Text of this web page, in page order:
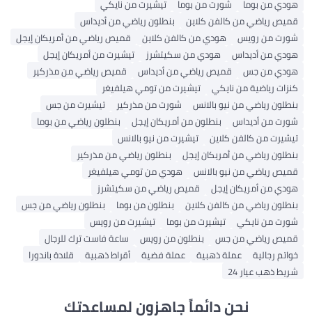
من بوما
شورت من بوما
تيشيرت من نايكي
رياضي من كالفن كلاين
بنطلون رياضي من أديداس
من رويس
هودي من كالفن كلاين
قميص رياضي من أمريكان إيجل
من أديداس
هودي من سكيتشرز
تيشيرت من أمريكان إيجل
من جس
قميص رياضي من أديداس
قميص رياضي من مذركير
رياضية من نايكي
تيشيرت من تومي هيلفيغر
رياضي من نيو بالانس
شورت من مذركير
تيشيرت من جس
من أديداس
بنطلون من أمريكان إيجل
بنطلون رياضي من بوما
من كالفن كلاين
تيشيرت من نيو بالانس
رياضي من أمريكان إيجل
بنطلون رياضي من مذركير
رياضي من نيو بالانس
هودي من تومي هيلفيغر
من أمريكان إيجل
قميص رياضي من سكيتشرز
رياضي من كالفن كلاين
بنطلون من بوما
بنطلون رياضي من جس
من نايكي
تيشيرت من بوما
تيشيرت من رويس
رياضي من جس
بنطلون من رويس
ساعة فاست ترك للرجال
رجالية
عملة ذهبية عملة فضية أقراط ذهبية
قلادة باندورا
ذهب عيار 24
نحن دائماً جاهزون لمساعدتك